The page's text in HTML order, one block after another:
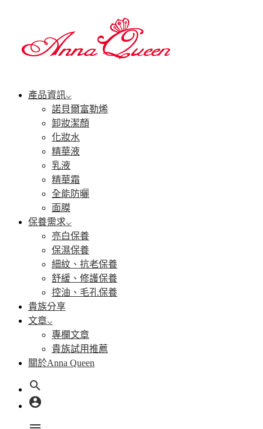
產品資訊
諾貝爾富勒烯
卸妝潔顏
化妝水
精華液
乳液
精華霜
全能防曬
面膜
保養需求
亮白保養
保濕保養
細紋、抗老保養
舒緩、修護保養
控油、毛孔保養
貴族分享
文章
專欄文章
貴族試用推薦
關於Anna Queen
search
account_circle